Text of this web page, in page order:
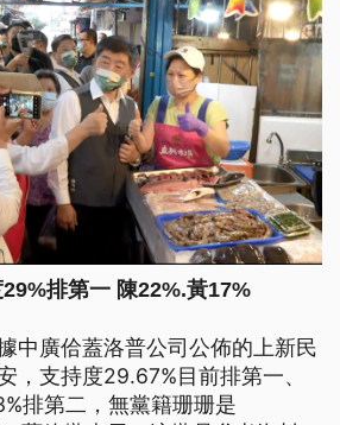
排第一 陳22%.黃17%
中廣佮蓋洛普公司公佈的上新民
，支持度29.67%目前排第一、
排第二，無黨籍珊珊是